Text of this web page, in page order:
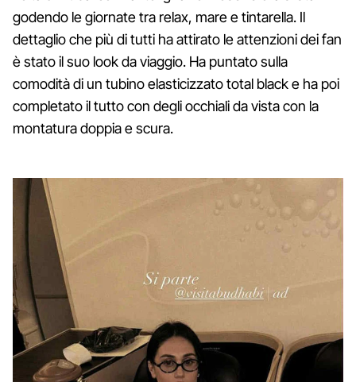
godendo le giornate tra relax, mare e tintarella. Il
dettaglio che più di tutti ha attirato le attenzioni dei fan
è stato il suo look da viaggio. Ha puntato sulla
comodità di un tubino elasticizzato total black e ha poi
completato il tutto con degli occhiali da vista con la
montatura doppia e scura.